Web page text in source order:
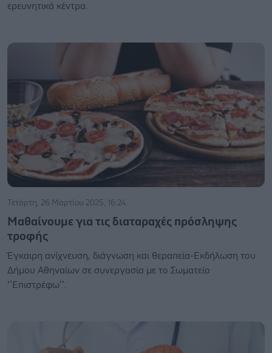
ερευνητικά κέντρα.
Τετάρτη, 26 Μαρτίου 2025, 16:24
Μαθαίνουμε για τις διαταραχές πρόσληψης
τροφής
Έγκαιρη ανίχνευση, διάγνωση και θεραπεία-Εκδήλωση του
Δήμου Αθηναίων σε συνεργασία με το Σωματείο
‘’Επιστρέφω’’.